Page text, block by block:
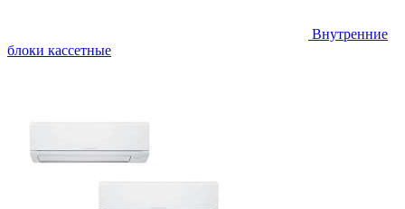
Внутренние
блоки кассетные